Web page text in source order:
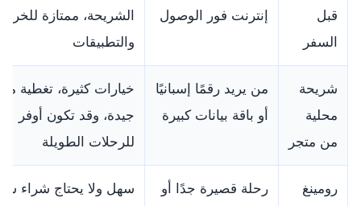
قبل
السفر
إنترنت فور الوصول
الشريحة، ممتازة
والتطبيقات
شريحة
محلية
من متجر
من يريد رقمًا إسبانيًا
أو باقة بيانات كبيرة
خيارات كثيرة، تغطية
جيدة، وقد تكون أوفر
للرحلات الطويلة
رومينغ
رحلة قصيرة جدًا أو
سهل ولا يحتاج شراء